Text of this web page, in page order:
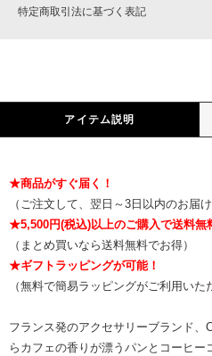
特定商取引法に基づく表記
アイテム説明
★商品がすぐ届く！
（ご注文して、翌日～3日以内のお届け
★5,500円(税込)以上のご購入で送料無
（まとめ買いなら送料無料でお得）
★ギフトラッピングが可能！
（無料で簡易ラッピングがご利用いた
フランス発のアクセサリーブランド
らカフェの香りが漂うパンとコーヒ